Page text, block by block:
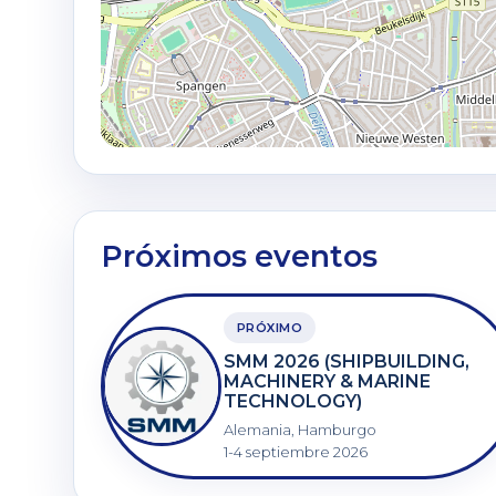
Próximos eventos
PRÓXIMO
SMM 2026 (SHIPBUILDING,
MACHINERY & MARINE
TECHNOLOGY)
Alemania, Hamburgo
1-4 septiembre 2026